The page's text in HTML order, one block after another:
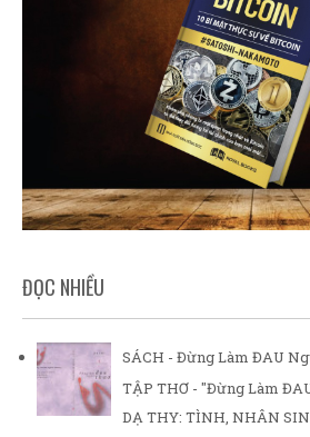
ĐỌC NHIỀU
SÁCH - Đừng Làm ĐAU
TẬP THƠ - "Đừng Làm
DẠ THY: TÌNH, NHÂN